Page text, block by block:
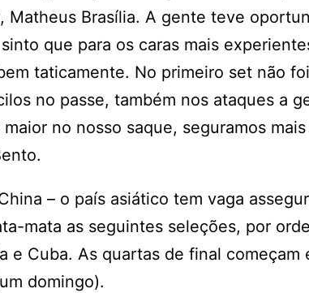
Matheus Brasília. A gente teve
que para os caras mais
taticamente. No primeiro set não
no passe, também nos ataques a
no nosso saque, seguramos
– o país asiático tem vaga
mata as seguintes seleções, por
e Cuba. As quartas de final
domingo).